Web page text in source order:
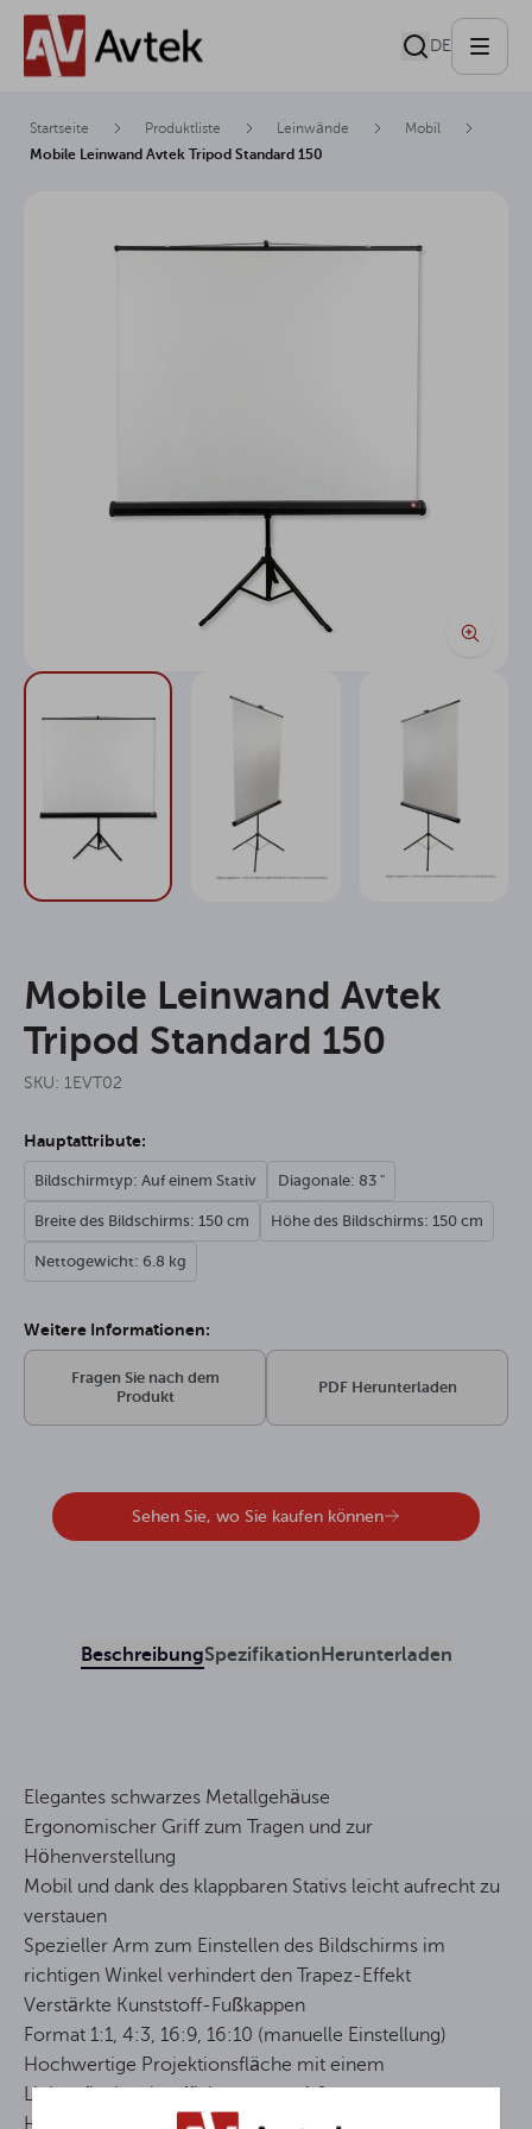
DE
Startseite Produktliste Leinwände
Mobil
Mobile Leinwand Avtek Tripod Standard 150
Mobile Leinwand Avtek
Tripod Standard 150
SKU: 1EVT02
Hauptattribute:
Bildschirmtyp: Auf einem Stativ Diagonale: 83 "
Breite des Bildschirms: 150 cm Höhe des Bildschirms: 150 cm
Nettogewicht: 6.8 kg
Weitere Informationen:
Fragen Sie nach dem
Produkt
PDF Herunterladen
Sehen Sie, wo Sie kaufen können
BeschreibungSpezifikation Herunterladen
Elegantes schwarzes Metallgehäuse
Ergonomischer Griff zum Tragen und zur
Höhenverstellung
Mobil und dank des klappbaren Stativs leicht aufrecht zu
verstauen
Spezieller Arm zum Einstellen des Bildschirms im
richtigen Winkel verhindert den Trapez-Effekt
Verstärkte Kunststoff-Fußkappen
Format 1:1, 4:3, 16:9, 16:10 (manuelle Einstellung)
Hochwertige Projektionsfläche mit einem
Lichtreflexionskoeffizienten von 1,0
Höhe vom Boden: 200 cm (min.) – 249 cm (max.)